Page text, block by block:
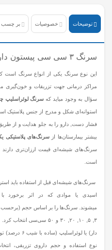
توضیحات خصوصیات بر چسب
سرنگ ۳ سی سی پیستون دار لوئراسلیپ برنا:
این نوع سرنگ یکی از انواع سرنگ است
مراکز درمانی جهت تزریقات و خون‌گیری
سؤال به وجود میاید که سرنگ
استوانه‌ای ‌شکل و مدرج از جنس پلاستیک
فشار دست, دارو را به جلو هدایت و از طریق
بیشتر بیمارستان‌ها ازسرنگ‌های پلاستیکی
سرنگ‌های شیشه‌ای قیمت ارزان‌تری دارند
است.
سرنگ‌های شیشه‌ای قبل از استفاده باید
اسیدی یا موادی که در اثر برخورد
۳, ۵, ۱۰, ۲۰, ۳۰ و ۵۰ سی‌سی
دار) یا
نوع استفاده و حجم داروی تزریقی،